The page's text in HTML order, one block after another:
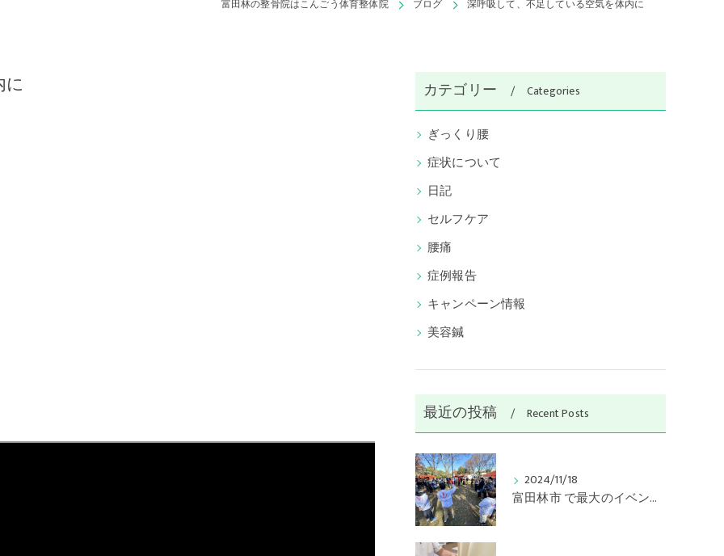
富田林の整骨院はこんごう体育整体院 ブログ 深呼吸して、不足している空気を体内に
カテゴリー Categories
ぎっくり腰
症状について
日記
セルフケア
腰痛
症例報告
キャンペーン情報
美容鍼
最近の投稿 Recent Posts
2024/11/18
富田林市 で最大のイベント 金剛バル開催